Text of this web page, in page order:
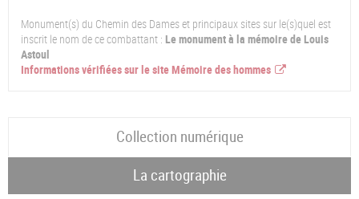
Monument(s) du Chemin des Dames et principaux sites sur le(s)quel est
inscrit le nom de ce combattant : Le monument à la mémoire de Louis
Astoul
Informations vérifiées sur le site Mémoire des hommes
Collection numérique
La cartographie